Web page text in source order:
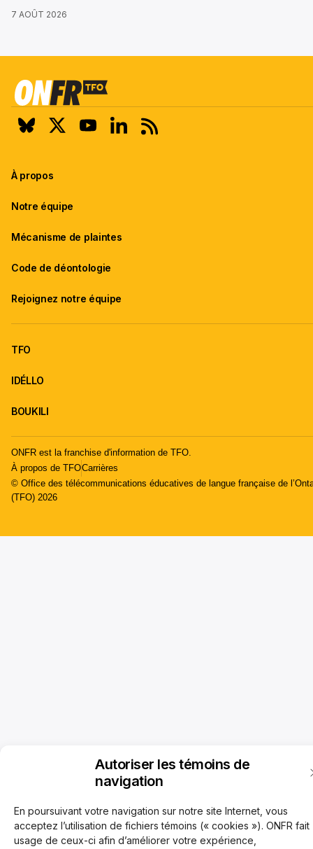
Autoriser les témoins de
navigation
En poursuivant votre navigation sur notre site Internet, vous
acceptez l’utilisation de fichiers témoins (« cookies »). ONFR fait
usage de ceux-ci afin d’améliorer votre expérience,
7 AOÛT 2026
À propos
Notre équipe
Mécanisme de plaintes
Code de déontologie
Rejoignez notre équipe
TFO
IDÉLLO
BOUKILI
ONFR est la franchise d'information de TFO.
À propos de TFOCarrières
© Office des télécommunications éducatives de langue française de
(TFO) 2026